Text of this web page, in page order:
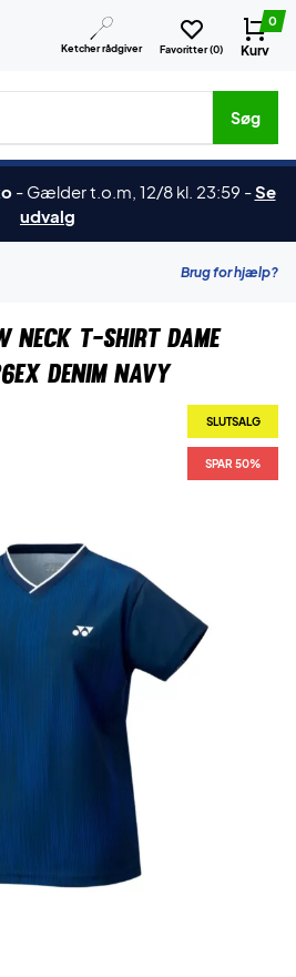
Ketcher rådgiver Favoritter (0)
0
Kurv
mærker etc.
Søg
- Gælder t.o.m, 12/8 kl. 23:59 -Se
udvalg
Brug for hjælp?
Neck T-shirt Dame
Denim Navy
SLUTSALG
SPAR 50%